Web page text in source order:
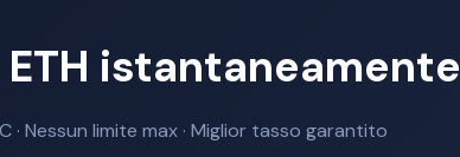
ETH istantaneamente
· Nessun limite max · Miglior tasso garantito